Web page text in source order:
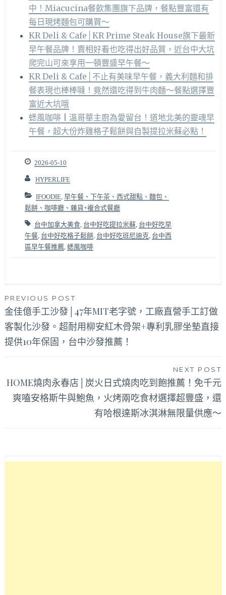
中！Miacucina餐飲集團旗下品牌，餐點豐富還有
每日現烤麵包可購買～
KR Deli & Cafe│KR Prime Steak House旗下最新
早午餐品牌！賣相好看也吃得出好品質，近台中大坑
爬完山可來享用一頓豐盛早午餐～
KR Deli & Cafe│不止有美味早午餐，義大利麵和排
餐表現也棒棒噠！竟然還吃得到牛肉麵～餐點選擇豐
富近大坑哦
蟋風咖啡 | 溫哥華主廚為愛留台！道地北美的靈魂早
午餐，超大份炸雞格子鬆餅與自製提拉米蘇必點！
2026-05-10
HYPERLIFE
IFOODIE, 早午餐、下午茶、西式甜點、麵包、
鬆餅、咖啡廳、雜貨+複合式餐廳
台中加拿大美食, 台中好吃提拉米蘇, 台中好吃早
午餐, 台中好吃格子鬆餅, 台中好吃班尼迪克
台中西
區早午餐推薦
蟋風咖啡
文
章
導
PREVIOUS POST
金佳億手工沙發│47年MIT老字號，工廠直營手工訂做
客製化沙發。超耐用柳安紅木骨架+專利乳膠坐墊直接
提供10年保固，台中沙發推薦！
NEXT POST
HOME燒肉永春店│炭火日式燒肉吃到飽推薦！免千元
爽嗑安格斯牛與鮑魚，火烤兩吃食材選擇超豐盛，還
有哈根達斯冰淇淋無限量供應～